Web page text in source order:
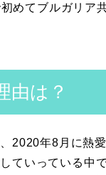
めてブルガリア
由は？
2020年8月に熱
ていっている中